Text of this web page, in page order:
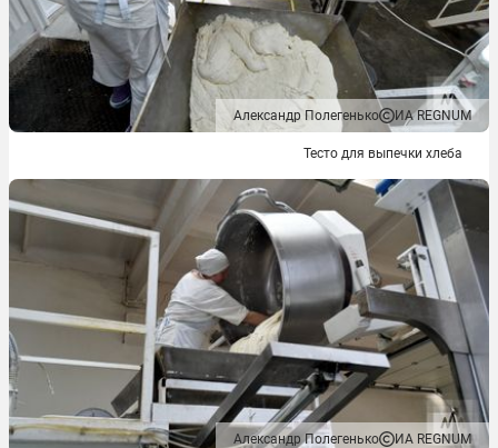
Александр Полегенько ИА REGNUM
Тесто для выпечки хлеба
Александр Полегенько ИА REGNUM